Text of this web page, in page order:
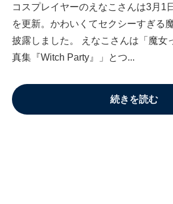
コスプレイヤーのえなこさんは3月1
を更新。かわいくてセクシーすぎる
披露しました。 えなこさんは「魔
真集『Witch Party』」とつ...
続きを読む